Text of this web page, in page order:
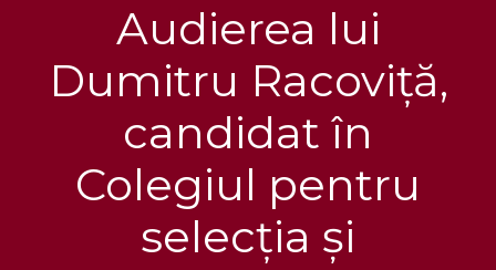
Audierea lui
Dumitru Racoviță,
candidat în
Colegiul pentru
selecția și